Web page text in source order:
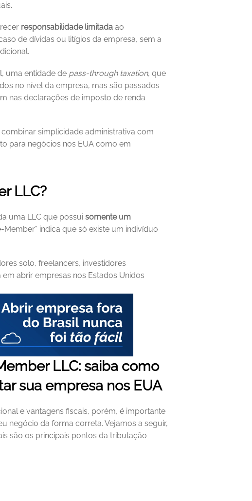
responsabilidade limitada ao
de dívidas ou litígios da empresa, sem a
uma entidade de pass‑through taxation, que
no nível da empresa, mas são passados
nas declarações de imposto de renda
simplicidade administrativa com
para negócios nos EUA como em
LLC?
uma LLC que possui somente um
indica que só existe um indivíduo
solo, freelancers, investidores
abrir empresas nos Estados Unidos
LLC: saiba como
sua empresa nos EUA
e vantagens fiscais, porém, é importante
negócio da forma correta. Vejamos a seguir,
são os principais pontos da tributação